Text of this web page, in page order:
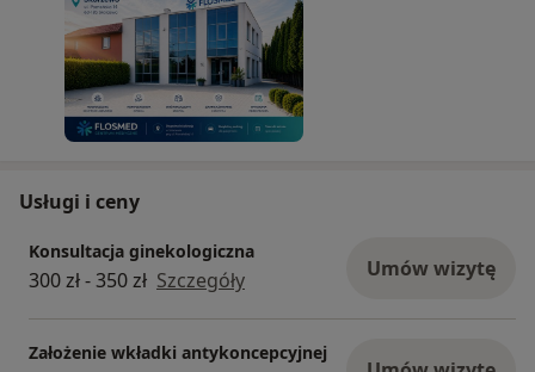
Wykonuję także badania 3D i 4D – szczególnie
ważne dla przyszłych mam, które chcą zobaczyć
swoje dziecko i jednocześnie mieć pewność, że
wszystko rozwija się prawidłowo. W
zamieszczonym filmiku można zobaczyć jaka jest
jakość obrazowania aparatu oraz zdjęcia.
Usługi i ceny
Konsultacja ginekologiczna
300 zł - 350 zł Szczegóły Umów wizytę
Założenie wkładki antykoncepcyjnej